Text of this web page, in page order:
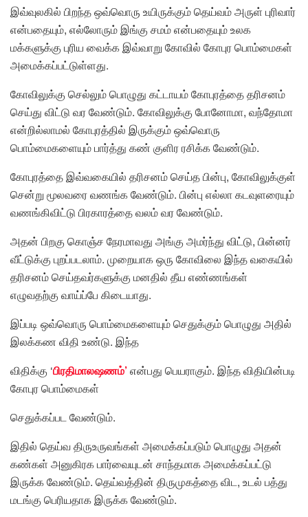
இவ்வுலகில் பிறந்த ஒவ்வொரு உயிருக்கும் தெய்வம் அருள் புரிவார்
என்பதையும், எல்லோரும் இங்கு சமம் என்பதையும் உலக
மக்களுக்கு புரிய வைக்க இவ்வாறு கோவில் கோபுர பொம்மைகள்
அமைக்கப்பட்டுள்ளது.
கோவிலுக்கு செல்லும் பொழுது கட்டாயம் கோபுரத்தை தரிசனம்
செய்து விட்டு வர வேண்டும். கோவிலுக்கு போனோமா, வந்தோமா
என்றில்லாமல் கோபுரத்தில் இருக்கும் ஒவ்வொரு
பொம்மைகளையும் பார்த்து கண் குளிர ரசிக்க வேண்டும்.
கோபுரத்தை இவ்வகையில் தரிசனம் செய்த பின்பு, கோவிலுக்குள்
சென்று மூலவரை வணங்க வேண்டும். பின்பு எல்லா கடவுளரையும்
வணங்கிவிட்டு பிரகாரத்தை வலம் வர வேண்டும்.
அதன் பிறகு கொஞ்ச நேரமாவது அங்கு அமர்ந்து விட்டு, பின்னர்
வீட்டுக்கு புறப்படலாம். முறையாக ஒரு கோவிலை இந்த வகையில்
தரிசனம் செய்தவர்களுக்கு மனதில் தீய எண்ணங்கள்
எழுவதற்கு வாய்ப்பே கிடையாது.
இப்படி ஒவ்வொரு பொம்மைகளையும் செதுக்கும் பொழுது அதில்
இலக்கண விதி உண்டு. இந்த
விதிக்கு ‘பிரதிமாலஷணம்’என்பது பெயராகும். இந்த விதியின்படி
கோபுர பொம்மைகள்
செதுக்கப்பட வேண்டும்.
இதில் தெய்வ திருஉருவங்கள் அமைக்கப்படும் பொழுது அதன்
கண்கள் அனுகிரக பார்வையுடன் சாந்தமாக அமைக்கப்பட்டு
இருக்க வேண்டும். தெய்வத்தின் திருமுகத்தை விட, உடல் பத்து
மடங்கு பெரியதாக இருக்க வேண்டும்.